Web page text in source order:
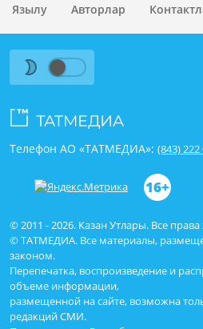
Язылу Авторлар
© 2011 - 2026. Казан Утлары. Все
© ТАТМЕДИА. Все материалы,
законом.
Перепечатка, воспроизведение и
объеме информации,
размещенной на сайте, возможна
редакций СМИ.
Телефон АО «ТАТМЕДИА»: (843) 222
16+